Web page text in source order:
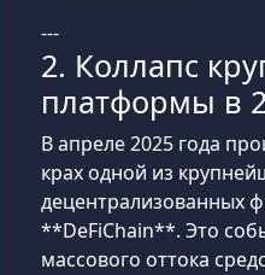
---
2. Коллапс
платформы в
В апреле 2025 года
крах одной из
децентрализованных
**DeFiChain**. Это
массового оттока